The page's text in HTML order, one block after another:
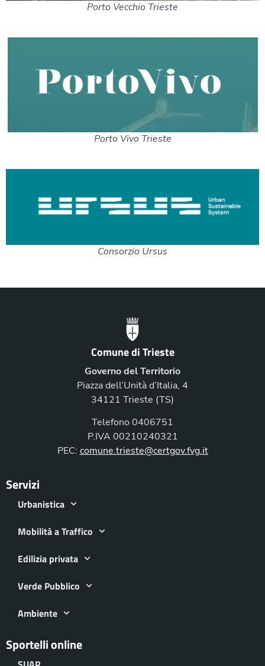
Porto Vecchio Trieste
Porto Vivo Trieste
Consorzio Ursus
Comune di Trieste
Governo del Territorio
Piazza dell’Unità d’Italia, 4
34121 Trieste (TS)
Telefono 0406751
P.IVA 00210240321
PEC: comune.trieste@certgov.fvg.it
Servizi
Urbanistica
Mobilità a Traffico
Edilizia privata
Verde Pubblico
Ambiente
Sportelli online